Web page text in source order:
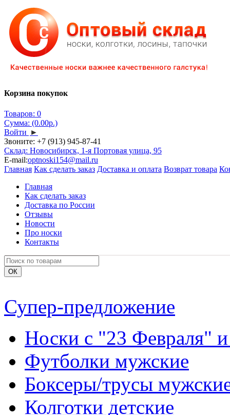
Корзина покупок
Товаров: 0
Сумма: (0.00р.)
Войти ►
Звоните: +7 (913) 945-87-41
Склад: Новосибирск, 1-я Портовая улица, 95
E-mail:optnoski154@mail.ru
Главная Как сделать заказ Доставка и оплата Возврат товара
Главная
Как сделать заказ
Доставка по России
Отзывы
Новости
Про носки
Контакты
Супер-предложение
Носки с "23 Февраля"
Футболки мужские
Боксеры/трусы
Колготки детские